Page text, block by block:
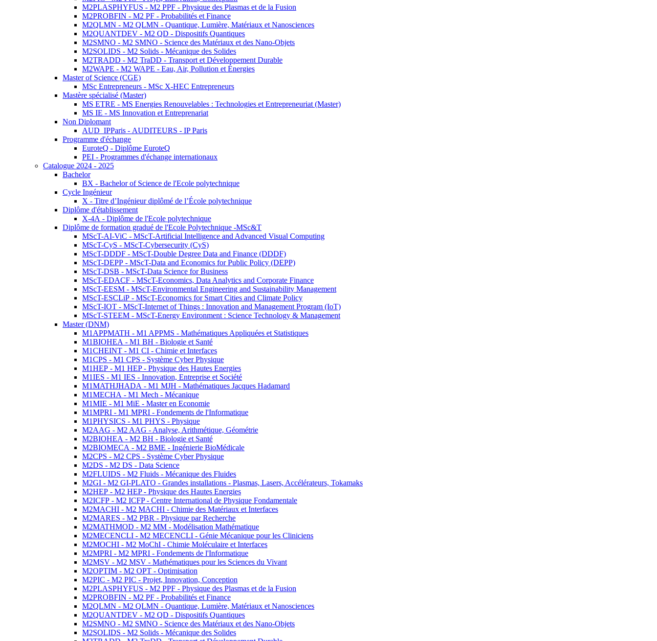
M2PLASPHYFUS - M2 PPF - Physique des Plasmas et de la Fusion
M2PROBFIN - M2 PF - Probabilités et Finance
M2QLMN - M2 QLMN - Quantique, Lumière, Matériaux et Nanosciences
M2QUANTDEV - M2 QD - Dispositifs Quantiques
M2SMNO - M2 SMNO - Science des Matériaux et des Nano-Objets
M2SOLIDS - M2 Solids - Mécanique des Solides
M2TRADD - M2 TraDD - Transport et Développement Durable
M2WAPE - M2 WAPE - Eau, Air, Pollution et Énergies
Master of Science (CGE)
MSc Entrepreneurs - MSc X-HEC Entrepreneurs
Mastère spécialisé (Master)
MS ETRE - MS Energies Renouvelables : Technologies et Entrepreneuriat (Master)
MS IE - MS Innovation et Entreprenariat
Non Diplomant
AUD_IPParis - AUDITEURS - IP Paris
Programme d'échange
EuroteQ - Diplôme EuroteQ
PEI - Programmes d'échange internationaux
Catalogue 2024 - 2025
Bachelor
BX - Bachelor of Science de l'Ecole polytechnique
Cycle Ingénieur
X - Titre d’Ingénieur diplômé de l’École polytechnique
Diplôme d'établissement
X-4A - Diplôme de l'Ecole polytechnique
Diplôme de formation gradué de l'Ecole Polytechnique -MSc&T
MScT-AI-ViC - MScT-Artificial Intelligence and Advanced Visual Computing
MScT-CyS - MScT-Cybersecurity (CyS)
MScT-DDDF - MScT-Double Degree Data and Finance (DDDF)
MScT-DEPP - MScT-Data and Economics for Public Policy (DEPP)
MScT-DSB - MScT-Data Science for Business
MScT-EDACF - MScT-Economics, Data Analytics and Corporate Finance
MScT-EESM - MScT-Environmental Engineering and Sustainability Management
MScT-ESCLiP - MScT-Economics for Smart Cities and Climate Policy
MScT-IOT - MScT-Internet of Things : Innovation and Management Program (IoT)
MScT-STEEM - MScT-Energy Environment : Science Technology & Management
Master (DNM)
M1APPMATH - M1 APPMS - Mathématiques Appliquées et Statistiques
M1BIOHEA - M1 BH - Biologie et Santé
M1CHEINT - M1 CI - Chimie et Interfaces
M1CPS - M1 CPS - Système Cyber Physique
M1HEP - M1 HEP - Physique des Hautes Energies
M1IES - M1 IES - Innovation, Entreprise et Société
M1MATHJHADA - M1 MJH - Mathématiques Jacques Hadamard
M1MECHA - M1 Mech - Mécanique
M1MIE - M1 MiE - Master en Economie
M1MPRI - M1 MPRI - Fondements de l'Informatique
M1PHYSICS - M1 PHYS - Physique
M2AAG - M2 AAG - Analyse, Arithmétique, Géométrie
M2BIOHEA - M2 BH - Biologie et Santé
M2BIOMECA - M2 BME - Ingénierie BioMédicale
M2CPS - M2 CPS - Système Cyber Physique
M2DS - M2 DS - Data Science
M2FLUIDS - M2 Fluids - Mécanique des Fluides
M2GI - M2 GI-PLATO - Grandes installations - Plasmas, Lasers, Accélérateurs, Tokamaks
M2HEP - M2 HEP - Physique des Hautes Energies
M2ICFP - M2 ICFP - Centre International de Physique Fondamentale
M2MACHI - M2 MACHI - Chimie des Matériaux et Interfaces
M2MARES - M2 PBR - Physique par Recherche
M2MATHMOD - M2 MM - Modélisation Mathématique
M2MECENCLI - M2 MECENCLI - Génie Mécanique pour les Cliniciens
M2MOCHI - M2 MoChI - Chimie Moléculaire et Interfaces
M2MPRI - M2 MPRI - Fondements de l'Informatique
M2MSV - M2 MSV - Mathématiques pour les Sciences du Vivant
M2OPTIM - M2 OPT - Optimisation
M2PIC - M2 PIC - Projet, Innovation, Conception
M2PLASPHYFUS - M2 PPF - Physique des Plasmas et de la Fusion
M2PROBFIN - M2 PF - Probabilités et Finance
M2QLMN - M2 QLMN - Quantique, Lumière, Matériaux et Nanosciences
M2QUANTDEV - M2 QD - Dispositifs Quantiques
M2SMNO - M2 SMNO - Science des Matériaux et des Nano-Objets
M2SOLIDS - M2 Solids - Mécanique des Solides